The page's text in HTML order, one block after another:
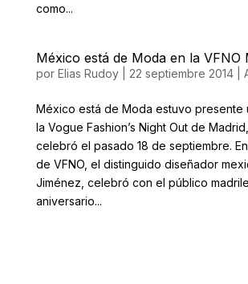
como...
México está de Moda en la VFNO
por Elias Rudoy| 22 septiembre 2014|
México está de Moda estuvo presente
la Vogue Fashion’s Night Out de
celebró el pasado 18 de septiembre.
de VFNO, el distinguido diseñador
Jiménez, celebró con el público
aniversario...